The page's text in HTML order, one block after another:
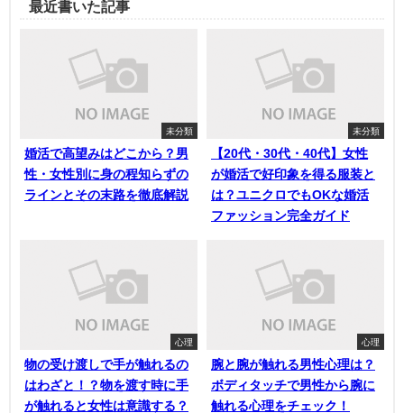
最近書いた記事
未分類
婚活で高望みはどこから？男
性・女性別に身の程知らずの
ラインとその末路を徹底解説
未分類
【20代・30代・40代】女性
が婚活で好印象を得る服装と
は？ユニクロでもOKな婚活
ファッション完全ガイド
心理
物の受け渡しで手が触れるの
はわざと！？物を渡す時に手
が触れると女性は意識する？
心理
腕と腕が触れる男性心理は？
ボディタッチで男性から腕に
触れる心理をチェック！